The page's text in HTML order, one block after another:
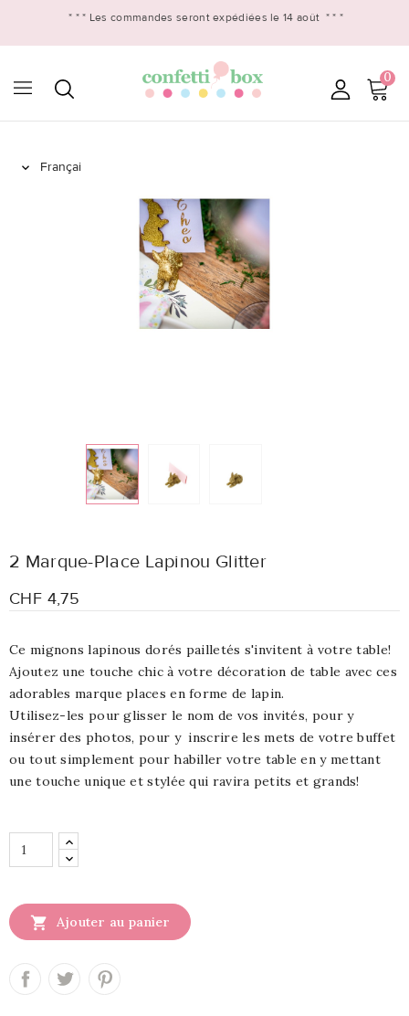
* * * Les commandes seront expédiées le 14 août * * *
0

2 Marque-Place Lapinou Glitter
CHF 4,75
Ce mignons lapinous dorés pailletés s'invitent à votre table!
Ajoutez une touche chic à votre décoration de table avec ces
adorables marque places en forme de lapin.
Utilisez-les pour glisser le nom de vos invités, pour y
insérer des photos, pour y inscrire les mets de votre buffet
ou tout simplement pour habiller votre table en y mettant
une touche unique et stylée qui ravira petits et grands!
 Ajouter au panier